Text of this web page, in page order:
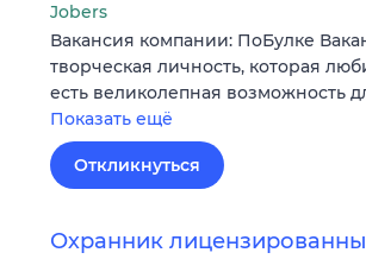
Jobers
Вакансия компании: ПоБулке
творческая личность, которая
есть великолепная возможность
Показать ещё
Откликнуться
Охранник